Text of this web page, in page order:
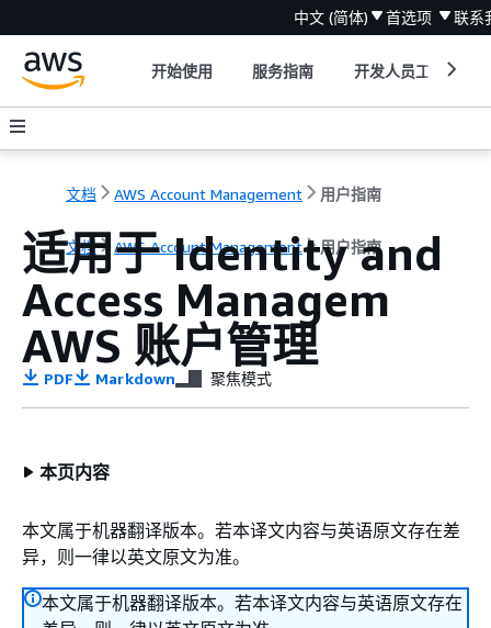
中文 (简体) 首选项 联系
开始使用 服务指南 开发人员工具
文档 AWS Account Management 用户指南
文档 AWS Account Management 用户指南
适用于 Identity and
Access Managem
AWS 账户管理
PDF Markdown 聚焦模式
本页内容
本文属于机器翻译版本。若本译文内容与英语原文存在差
异，则一律以英文原文为准。
本文属于机器翻译版本。若本译文内容与英语原文存在